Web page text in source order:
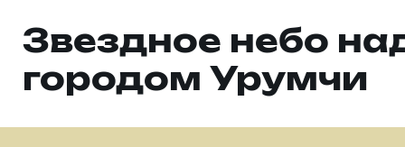
Звездное небо
городом Урумчи